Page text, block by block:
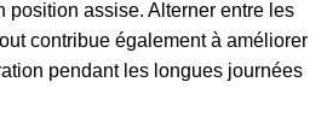
position assise. Alterner entre les
contribue également à améliorer
pendant les longues journées